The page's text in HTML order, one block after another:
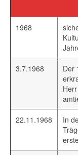
1968
3.7.1968
Der
22.11.1968
In